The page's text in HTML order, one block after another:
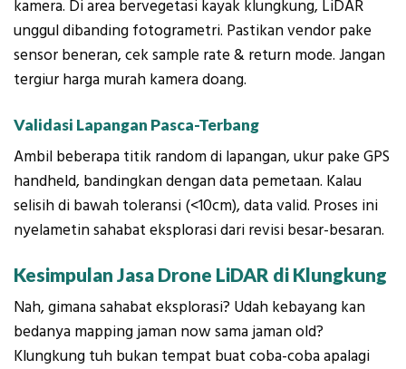
kamera. Di area bervegetasi kayak klungkung, LiDAR
unggul dibanding fotogrametri. Pastikan vendor pake
sensor beneran, cek sample rate & return mode. Jangan
tergiur harga murah kamera doang.
Validasi Lapangan Pasca-Terbang
Ambil beberapa titik random di lapangan, ukur pake GPS
handheld, bandingkan dengan data pemetaan. Kalau
selisih di bawah toleransi (<10cm), data valid. Proses ini
nyelametin sahabat eksplorasi dari revisi besar-besaran.
Kesimpulan Jasa Drone LiDAR di Klungkung
Nah, gimana sahabat eksplorasi? Udah kebayang kan
bedanya mapping jaman now sama jaman old?
Klungkung tuh bukan tempat buat coba-coba apalagi